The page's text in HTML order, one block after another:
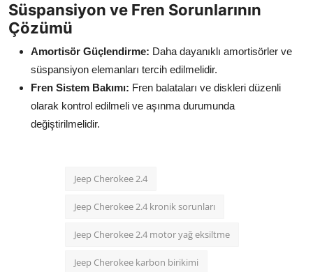
Süspansiyon ve Fren Sorunlarının
Çözümü
Amortisör Güçlendirme: Daha dayanıklı amortisörler ve
süspansiyon elemanları tercih edilmelidir.
Fren Sistem Bakımı: Fren balataları ve diskleri düzenli
olarak kontrol edilmeli ve aşınma durumunda
değiştirilmelidir.
Jeep Cherokee 2.4
Jeep Cherokee 2.4 kronik sorunları
Jeep Cherokee 2.4 motor yağ eksiltme
Jeep Cherokee karbon birikimi